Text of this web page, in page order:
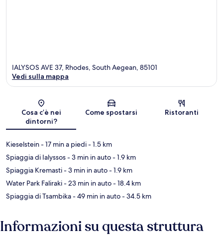
Mappa
IALYSOS AVE 37, Rhodes, South Aegean, 85101
Vedi sulla mappa
Cosa c’è nei
dintorni?
Come spostarsi Ristoranti
Kieselstein- 17 min a piedi- 1.5 km
Spiaggia di Ialyssos- 3 min in auto- 1.9 km
Spiaggia Kremasti- 3 min in auto- 1.9 km
Water Park Faliraki- 23 min in auto- 18.4 km
Spiaggia di Tsambika- 49 min in auto- 34.5 km
Informazioni su questa struttura